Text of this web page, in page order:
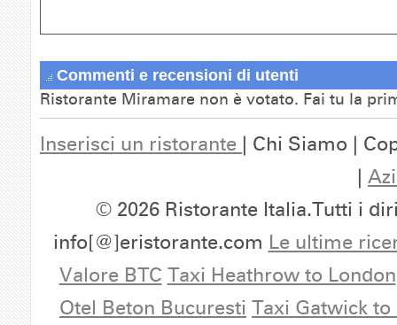
Commenti e recensioni di utenti
Ristorante Miramare non è votato. Fai tu la
Inserisci un ristorante | Chi Siamo |
|
© 2026 Ristorante Italia.Tutti i
info[@]eristorante.com Le ultime
Valore BTC Taxi Heathrow to London
Otel Beton Bucuresti Taxi Gatwick to